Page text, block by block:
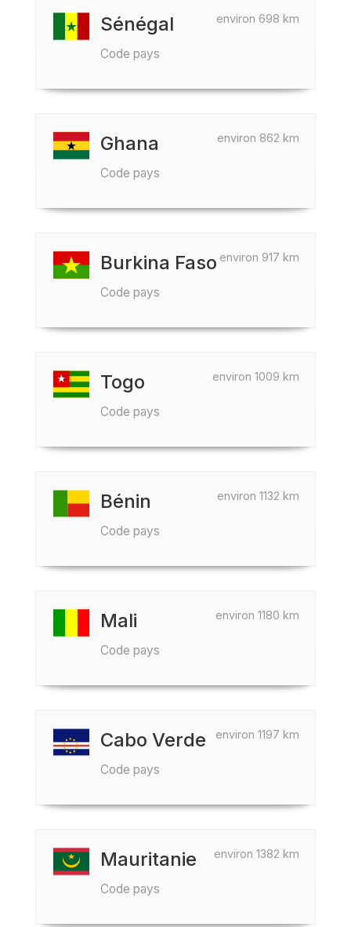
environ 698 km
Sénégal
Code pays
environ 862 km
Ghana
Code pays
environ 917 km
Burkina Faso
Code pays
environ 1009 km
Togo
Code pays
environ 1132 km
Bénin
Code pays
environ 1180 km
Mali
Code pays
environ 1197 km
Cabo Verde
Code pays
environ 1382 km
Mauritanie
Code pays